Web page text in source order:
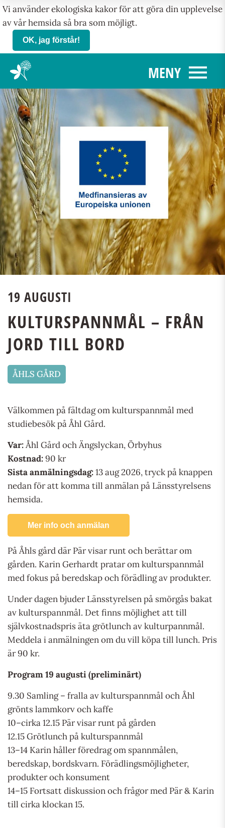
Vi använder ekologiska kakor för att göra din upplevelse
av vår hemsida så bra som möjligt.
OK, jag förstår!
MENY menu
19 AUGUSTI
KULTURSPANNMÅL – FRÅN
JORD TILL BORD
ÅHLS GÅRD
Välkommen på fältdag om kulturspannmål med
studiebesök på Åhl Gård.
Var:Åhl Gård och Ängslyckan, Örbyhus
Kostnad:90 kr
Sista anmälningsdag:13 aug 2026, tryck på knappen
nedan för att komma till anmälan på Länsstyrelsens
hemsida.
Mer info och anmälan
På Åhls gård där Pär visar runt och berättar om
gården. Karin Gerhardt pratar om kulturspannmål
med fokus på beredskap och förädling av produkter.
Under dagen bjuder Länsstyrelsen på smörgås bakat
av kulturspannmål. Det finns möjlighet att till
självkostnadspris äta grötlunch av kulturpannmål.
Meddela i anmälningen om du vill köpa till lunch. Pris
är 90 kr.
Program 19 augusti (preliminärt)
9.30 Samling – fralla av kulturspannmål och Åhl
grönts lammkorv och kaffe
10–cirka 12.15 Pär visar runt på gården
12.15 Grötlunch på kulturspannmål
13–14 Karin håller föredrag om spannmålen,
beredskap, bordskvarn. Förädlingsmöjligheter,
produkter och konsument
14–15 Fortsatt diskussion och frågor med Pär & Karin
till cirka klockan 15.